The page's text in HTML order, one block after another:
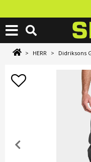
> HERR > Didriksons